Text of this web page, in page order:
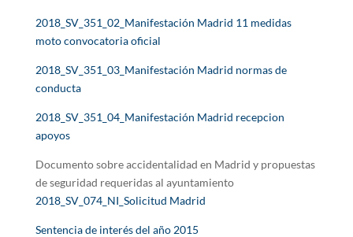
2018_SV_351_02_Manifestación Madrid 11 medidas
moto convocatoria oficial
2018_SV_351_03_Manifestación Madrid normas de
conducta
2018_SV_351_04_Manifestación Madrid recepcion
apoyos
Documento sobre accidentalidad en Madrid y propuestas
de seguridad requeridas al ayuntamiento
2018_SV_074_NI_Solicitud Madrid
Sentencia de interés del año 2015